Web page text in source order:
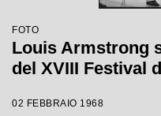
FOTO
Louis Armstrong
del XVIII Festival
02 FEBBRAIO 1968